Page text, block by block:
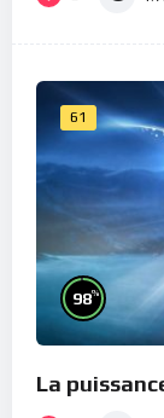
61
98%
La